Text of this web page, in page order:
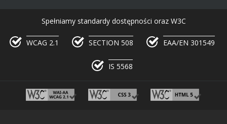
Spełniamy standardy dostępności oraz W3C
WCAG 2.1 SECTION 508 EAA/EN 301549
IS 5568